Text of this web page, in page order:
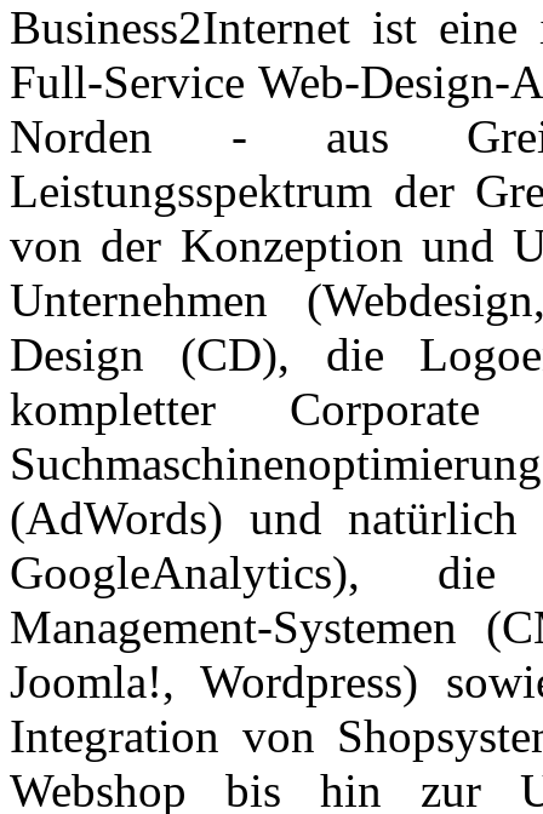
Business2Internet ist eine
Full-Service Web-Design-
Norden - aus
Leistungsspektrum der
von der Konzeption und
Unternehmen
Design (CD), die
kompletter
(AdWords) und natürlich
GoogleAnalytics),
Management-Systemen
Joomla!, Wordpress)
Integration von
Webshop bis hin zur